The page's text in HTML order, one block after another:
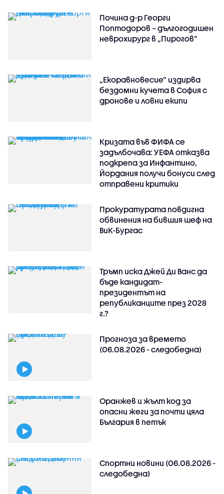
Почина д-р Георги
Поптодоров – дългогодишен
неврохирург в „Пирогов“
„Екоравновесие“ издирва
бездомни кучета в София с
дронове и ловни екипи
Кризата във ФИФА се
задълбочава: УЕФА отказва
подкрепа за Инфантино,
Йордания получи бонуси след
отправени критики
Прокуратурата повдигна
обвинения на бившия шеф на
ВиК-Бургас
Тръмп иска Джей Ди Ванс да
бъде кандидат-
президентът на
републиканците през 2028
г.?
Прогноза за времето
(06.08.2026 - следобедна)
Оранжев и жълт код за
опасни жеги за почти цяла
България в петък
Спортни новини (06.08.2026 -
следобедна)